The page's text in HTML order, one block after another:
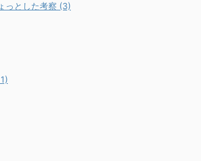
っとした考察 (3)